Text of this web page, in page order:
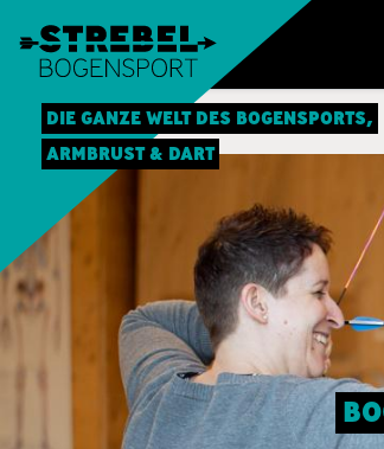
DIE GANZE WELT DES BOGENSPORTS,
ARMBRUST & DART